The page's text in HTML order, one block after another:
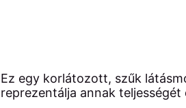
Ez egy korlátozott, szűk
reprezentálja annak